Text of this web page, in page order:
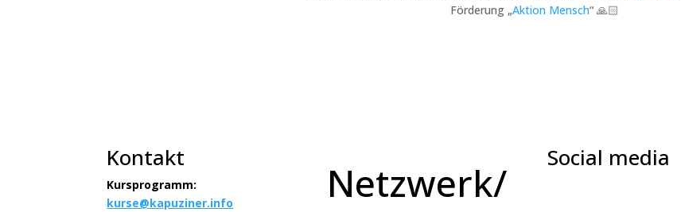
Förderung „Aktion Mensch“ 🙏🏻
Kontakt
Kursprogramm:
kurse@kapuziner.info
Netzwerk/
Social media